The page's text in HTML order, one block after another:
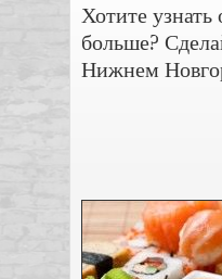
Хотите
больше?
Нижнем